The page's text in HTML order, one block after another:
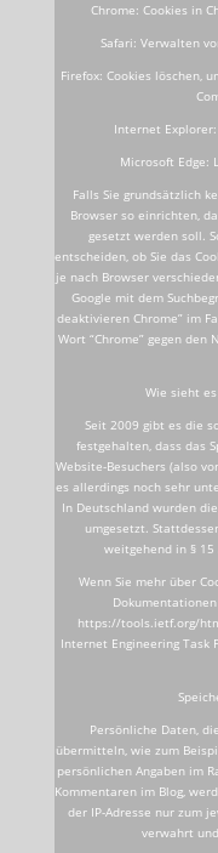
Chrome: Cookies in
Safari: Verwalten
Firefox: Cookies löschen,
Internet
Microsoft Edge:
Falls Sie grundsätzlich
Browser so einrichten,
gesetzt werden soll.
entscheiden, ob Sie das
je nach Browser
Google mit dem
deaktivieren Chrome” im
Wort “Chrome” gegen den
Wie sieht
Seit 2009 gibt es die
festgehalten, dass das
Website-Besuchers (also
es allerdings noch sehr
In Deutschland wurden
umgesetzt.
weitgehend in § 15
Wenn Sie mehr über
https://tools.ietf.org/
Internet Engineering Task
Persönliche Daten,
übermitteln, wie zum
persönlichen Angaben im
Kommentaren im Blog,
der IP-Adresse nur zum
verwahrt